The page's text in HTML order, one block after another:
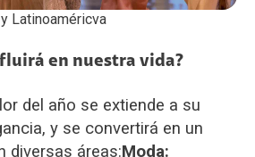
Latinoaméricva
en nuestra vida?
del año se extiende a su
y se convertirá en un
diversas áreas:Moda: